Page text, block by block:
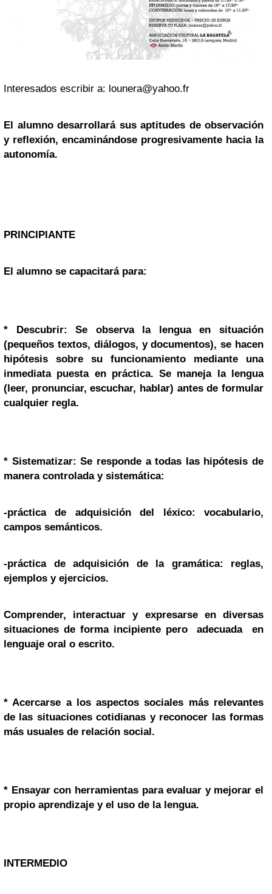
Interesados escribir a: lounera@yahoo.fr
El alumno desarrollará sus aptitudes de observación
y reflexión, encaminándose progresivamente hacia la
autonomía.
PRINCIPIANTE
El alumno se capacitará para:
* Descubrir: Se observa la lengua en situación
(pequeños textos, diálogos, y documentos), se hacen
hipótesis sobre su funcionamiento mediante una
inmediata puesta en práctica. Se maneja la lengua
(leer, pronunciar, escuchar, hablar) antes de formular
cualquier regla.
* Sistematizar: Se responde a todas las hipótesis de
manera controlada y sistemática:
-práctica de adquisición del léxico: vocabulario,
campos semánticos.
-práctica de adquisición de la gramática: reglas,
ejemplos y ejercicios.
Comprender, interactuar y expresarse en diversas
situaciones de forma incipiente pero adecuada en
lenguaje oral o escrito.
* Acercarse a los aspectos sociales más relevantes
de las situaciones cotidianas y reconocer las formas
más usuales de relación social.
* Ensayar con herramientas para evaluar y mejorar el
propio aprendizaje y el uso de la lengua.
INTERMEDIO